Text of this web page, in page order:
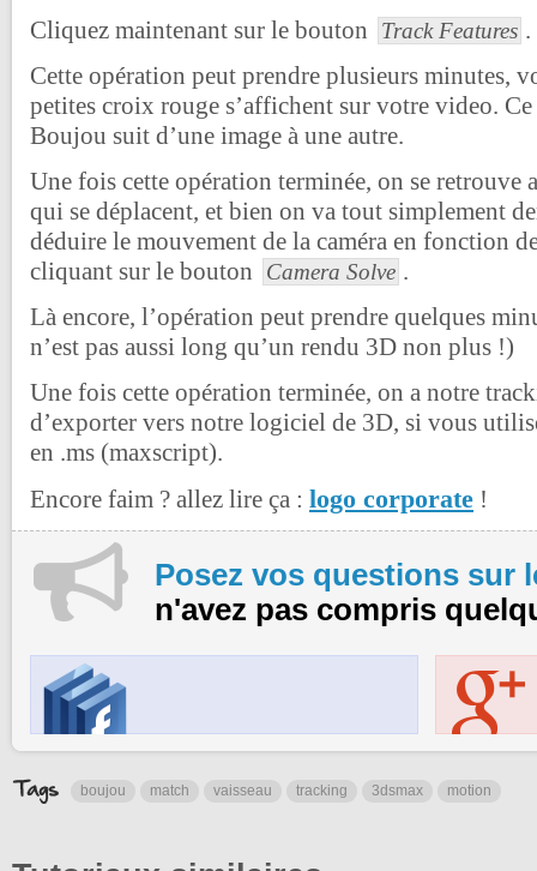
Cliquez maintenant sur le bouton
Track Features .
Cette opération peut prendre plusieurs minutes,
petites croix rouge s’affichent sur votre video.
Boujou suit d’une image à une autre.
Une fois cette opération terminée, on se retrouve
qui se déplacent, et bien on va tout simplement
déduire le mouvement de la caméra en fonction
cliquant sur le bouton
Camera Solve .
Là encore, l’opération peut prendre quelques
n’est pas aussi long qu’un rendu 3D non plus !)
Une fois cette opération terminée, on a notre
d’exporter vers notre logiciel de 3D, si vous
en .ms (maxscript).
Encore faim ? allez lire ça : logo corporate !
Posez vos questions sur
n'avez pas compris
boujou match vaisseau tracking 3dsmax motion